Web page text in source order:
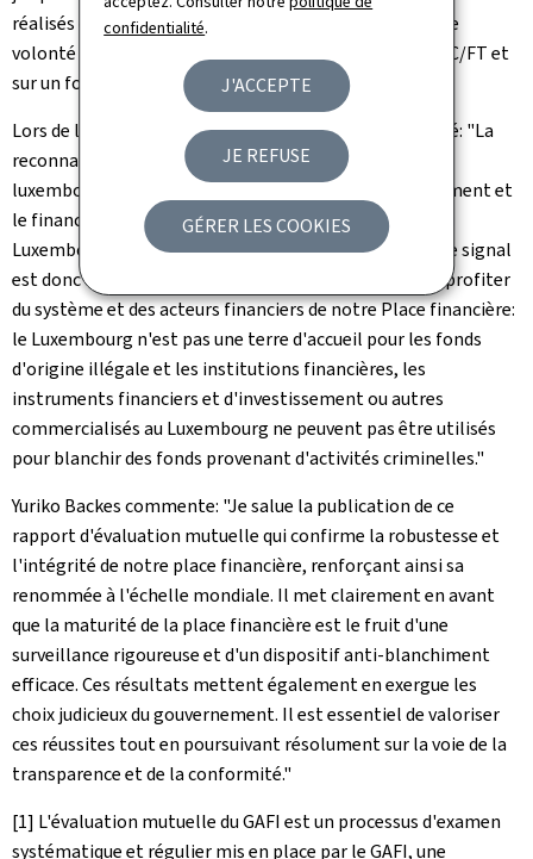
confidentialité.
J'ACCEPTE
JE REFUSE
GÉRER LES COOKIES
réalisés depuis par le Luxembourg, qui reposent sur une
volonté politique claire d'améliorer le dispositif de LBC/FT et
sur un fort engagement des autorités concernées.
Lors de la conférence de presse, Sam Tanson a souligné: "La
reconnaissance de la performance du dispositif
luxembourgeois en matière de lutte contre le blanchiment et
le financement du terrorisme renforce la crédibilité du
Luxembourg sur la scène internationale. Aujourd'hui, le signal
est donc clair auprès des criminels qui souhaiteraient profiter
du système et des acteurs financiers de notre Place financière:
le Luxembourg n'est pas une terre d'accueil pour les fonds
d'origine illégale et les institutions financières, les
instruments financiers et d'investissement ou autres
commercialisés au Luxembourg ne peuvent pas être utilisés
pour blanchir des fonds provenant d'activités criminelles."
Yuriko Backes commente: "Je salue la publication de ce
rapport d'évaluation mutuelle qui confirme la robustesse et
l'intégrité de notre place financière, renforçant ainsi sa
renommée à l'échelle mondiale. Il met clairement en avant
que la maturité de la place financière est le fruit d'une
surveillance rigoureuse et d'un dispositif anti-blanchiment
efficace. Ces résultats mettent également en exergue les
choix judicieux du gouvernement. Il est essentiel de valoriser
ces réussites tout en poursuivant résolument sur la voie de la
transparence et de la conformité."
[1] L'évaluation mutuelle du GAFI est un processus d'examen
systématique et régulier mis en place par le GAFI, une